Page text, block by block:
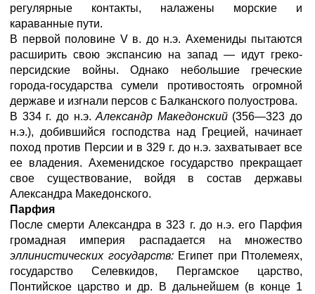
регулярные контакты, налажены морские и
караванные пути.
В первой половине V в. до н.э. Ахемениды пытаются
расширить свою экспансию на запад — идут греко-
персидские войны. Однако небольшие греческие
города-государства сумели противостоять огромной
державе и изгнали персов с Балканского полуострова.
В 334 г. до н.э.Александр Македонский (356—323 до
н.э.), добившийся господства над Грецией, начинает
поход против Персии и в 329 г. до н.э. захватывает все
ее владения. Ахеменидское государство прекращает
свое существование, войдя в состав державы
Александра Македонского.
Парфия
После смерти Александра в 323 г. до н.э. его Парфия
громадная империя распадается на множество
эллинистических государств: Египет при Птолемеях,
государство Селевкидов, Пергамское царство,
Понтийское царство и др. В дальнейшем (в конце 1